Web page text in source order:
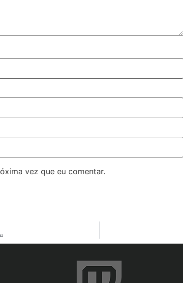
vez que eu comentar.